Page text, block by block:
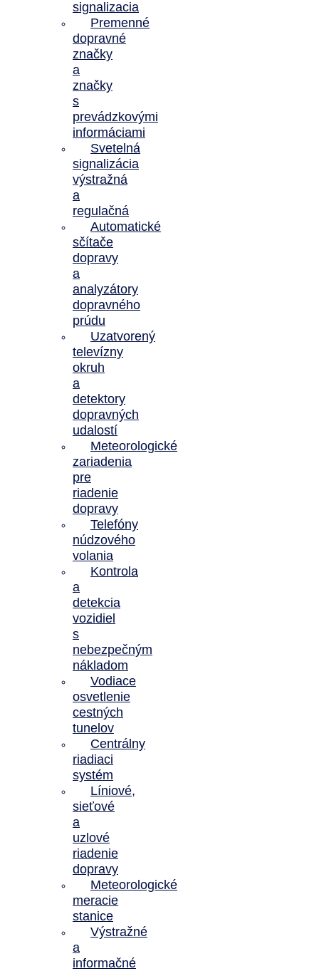
signalizacia
Premenné
dopravné
značky
a
značky
s
prevádzkovými
informáciami
Svetelná
signalizácia
výstražná
a
regulačná
Automatické
sčítače
dopravy
a
analyzátory
dopravného
prúdu
Uzatvorený
televízny
okruh
a
detektory
dopravných
udalostí
Meteorologické
zariadenia
pre
riadenie
dopravy
Telefóny
núdzového
volania
Kontrola
a
detekcia
vozidiel
s
nebezpečným
nákladom
Vodiace
osvetlenie
cestných
tunelov
Centrálny
riadiaci
systém
Líniové,
sieťové
a
uzlové
riadenie
dopravy
Meteorologické
meracie
stanice
Výstražné
a
informačné